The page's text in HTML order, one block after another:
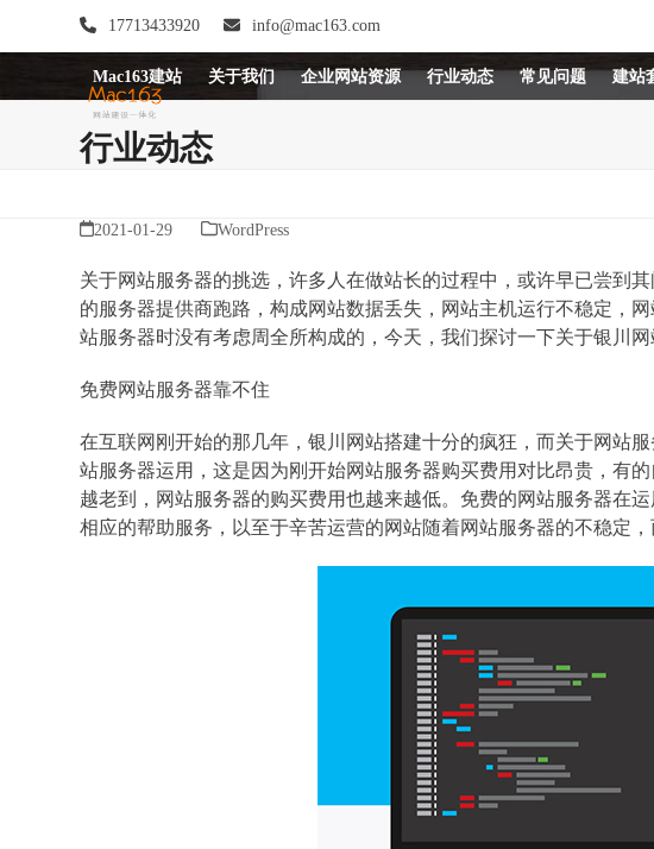
17713433920 info@mac163.com
Mac163建站 关于我们 企业网站资源 行业动态 常见问题 建站
行业动态
2021-01-29 WordPress
关于网站服务器的挑选，许多人在做站长的过程中，或许早已尝到
的服务器提供商跑路，构成网站数据丢失，网站主机运行不稳定，
站服务器时没有考虑周全所构成的，今天，我们探讨一下关于银川网
免费网站服务器靠不住
在互联网刚开始的那几年，银川网站搭建十分的疯狂，而关于网站
站服务器运用，这是因为刚开始网站服务器购买费用对比昂贵，有
越老到，网站服务器的购买费用也越来越低。免费的网站服务器在
相应的帮助服务，以至于辛苦运营的网站随着网站服务器的不稳定，